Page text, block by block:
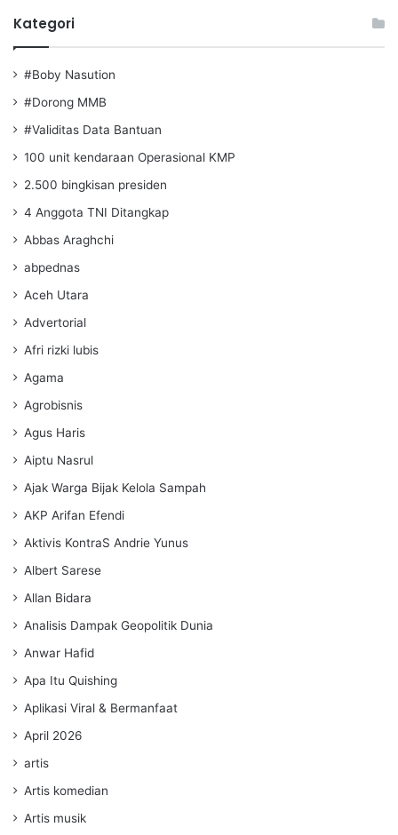
Kategori
#Boby Nasution
#Dorong MMB
#Validitas Data Bantuan
100 unit kendaraan Operasional KMP
2.500 bingkisan presiden
4 Anggota TNI Ditangkap
Abbas Araghchi
abpednas
Aceh Utara
Advertorial
Afri rizki lubis
Agama
Agrobisnis
Agus Haris
Aiptu Nasrul
Ajak Warga Bijak Kelola Sampah
AKP Arifan Efendi
Aktivis KontraS Andrie Yunus
Albert Sarese
Allan Bidara
Analisis Dampak Geopolitik Dunia
Anwar Hafid
Apa Itu Quishing
Aplikasi Viral & Bermanfaat
April 2026
artis
Artis komedian
Artis musik